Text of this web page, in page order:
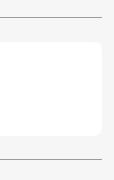
зберігаючи